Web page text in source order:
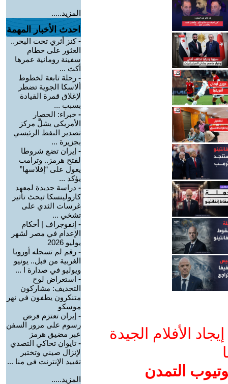
الأفلام الجيدة
التمدن
المزيد.....
احدث الأخبار المهمة
-كنز أثري تحت البحر..
العثور على حطام
سفينة رومانية عمرها
أكث ...
- رحلة تابعة لخطوط
ألاسكا الجوية تضطر
لإغلاق قمرة القيادة
بسبب ...
- خبراء: الحصار
الأمريكي يشلَّ مركز
تصدير النفط الرئيسي
بجزيرة ...
- إيران تضع شروطا
لفتح هرمز.. وترامب
يعول على “إفلاسها”
يؤكد ...
- دراسة جديدة لمعهد
كارولينسكا تبحث تأثير
غرسات الثدي على
تشخي ...
- إنفوجراف | أحكام
الإعدام في مصر لشهر
يوليو 2026
- رقم لم تسجله أوروبا
الغربية من قبل.. يونيو
ويوليو في صدارة ا ...
- استعراض لوح
التجديف: مشاركون
متنكرون يطفون في نهر
موسكو
- إيران تعتزم فرض
رسوم على مرور السفن
عبر مضيق هرمز
- تايوان تحاكي التصدي
لإنزال صيني وتختبر
تقييد الإنترنت في منا ...
المزيد.....